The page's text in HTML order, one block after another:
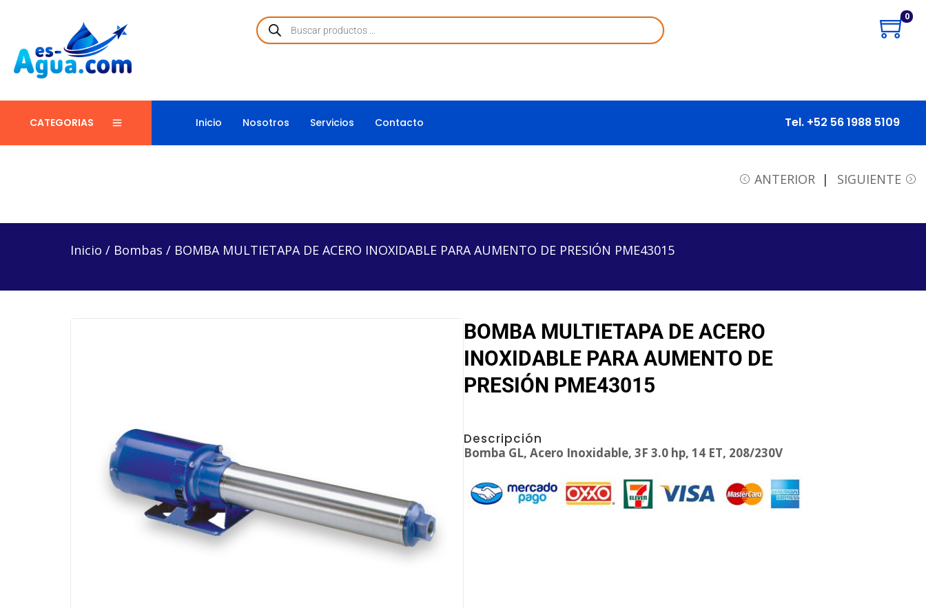
0
CATEGORIAS Inicio Nosotros Servicios Contacto Tel. +52 56 1988 5109
ANTERIOR SIGUIENTE
Inicio / Bombas / BOMBA MULTIETAPA DE ACERO INOXIDABLE PARA AUMENTO DE PRESIÓN PME43015
BOMBA MULTIETAPA DE ACERO
INOXIDABLE PARA AUMENTO DE
PRESIÓN PME43015
Descripción
Bomba GL, Acero Inoxidable, 3F 3.0 hp, 14 ET, 208/230V